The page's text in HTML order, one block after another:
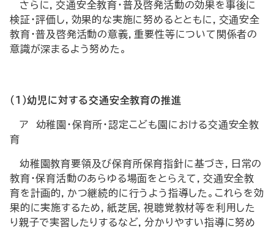
さらに，交通安全教育・普及啓発活動の効果を事後に
検証・評価し，効果的な実施に努めるとともに，交通安全
教育・普及啓発活動の意義，重要性等について関係者の
意識が深まるよう努めた。
（1）幼児に対する交通安全教育の推進
ア 幼稚園・保育所・認定こども園における交通安全教
育
幼稚園教育要領及び保育所保育指針に基づき，日常の
教育・保育活動のあらゆる場面をとらえて，交通安全教
育を計画的，かつ継続的に行うよう指導した。これらを効
果的に実施するため，紙芝居，視聴覚教材等を利用した
り親子で実習したりするなど，分かりやすい指導に努め